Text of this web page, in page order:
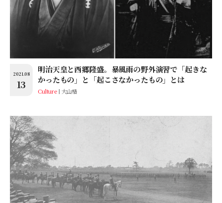
2021.08
13
明治天皇と西郷隆盛。暴風雨の野外演習で「起きな
かったもの」と「起こさなかったもの」とは
Culture 大山格